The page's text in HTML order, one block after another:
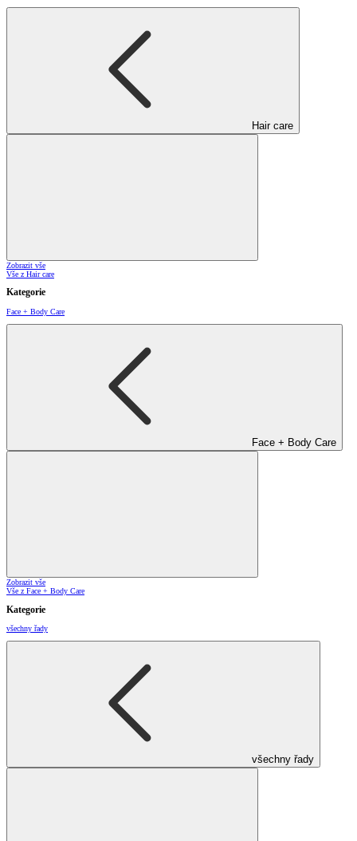
Hair care
Zobrazit vše
Vše z Hair care
Kategorie
Face + Body Care
Face + Body Care
Zobrazit vše
Vše z Face + Body Care
Kategorie
všechny řady
všechny řady